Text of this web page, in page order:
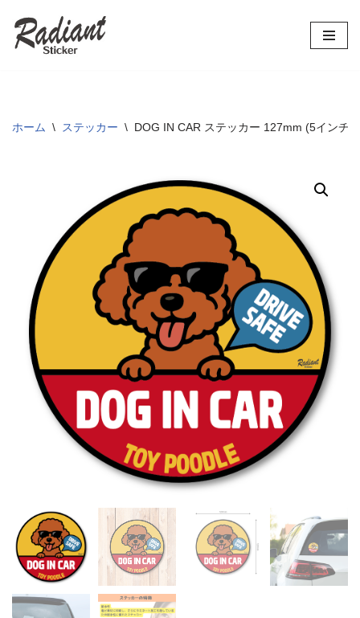
コ
ツ
ホーム \ ステッカー \ DOG IN CAR ステッカー 127mm (5インチ